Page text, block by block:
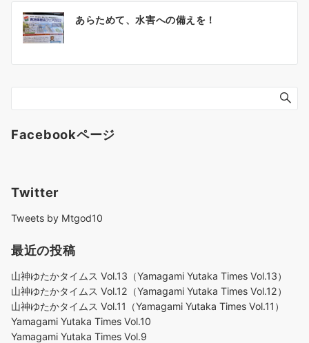
シ
ョ
あらためて、水害への備えを！
Facebookページ
Twitter
Tweets by Mtgod10
最近の投稿
山神ゆたかタイムス Vol.13（Yamagami Yutaka Times Vol.13）
山神ゆたかタイムス Vol.12（Yamagami Yutaka Times Vol.12）
山神ゆたかタイムス Vol.11（Yamagami Yutaka Times Vol.11）
Yamagami Yutaka Times Vol.10
Yamagami Yutaka Times Vol.9